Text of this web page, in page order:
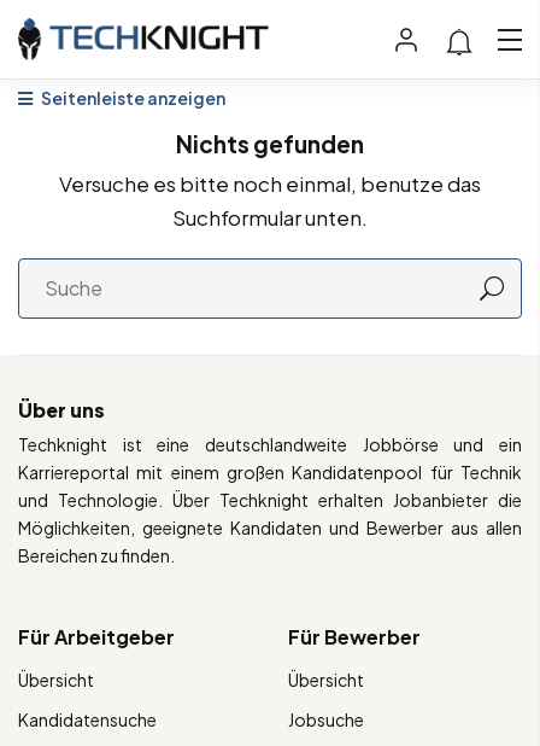
Seitenleiste anzeigen
Nichts gefunden
Versuche es bitte noch einmal, benutze das
Suchformular unten.
Über uns
Techknight ist eine deutschlandweite Jobbörse und ein
Karriereportal mit einem großen Kandidatenpool für Technik
und Technologie. Über Techknight erhalten Jobanbieter die
Möglichkeiten, geeignete Kandidaten und Bewerber aus allen
Bereichen zu finden.
Für Arbeitgeber
Übersicht
Kandidatensuche
Für Bewerber
Übersicht
Jobsuche